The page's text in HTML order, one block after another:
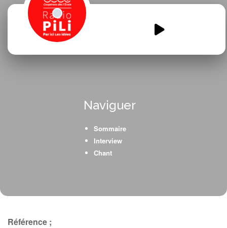
A-day-at-school.mp3
Naviguer
Sommaire
Interview
Chant
Référence ;